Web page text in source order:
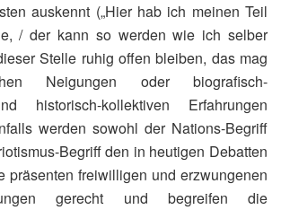
auskennt („Hier hab ich meinen Teil
/ der kann so werden wie ich selber
Stelle ruhig offen bleiben, das mag
Neigungen oder biografisch-
historisch-kollektiven Erfahrungen
werden sowohl der Nations-Begriff
Begriff den in heutigen Debatten
präsenten freiwilligen und erzwungenen
gerecht und begreifen die